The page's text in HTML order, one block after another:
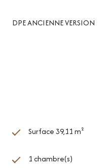
DPE ANCIENNE VERSION
Surface 39,11 m²
1 chambre(s)